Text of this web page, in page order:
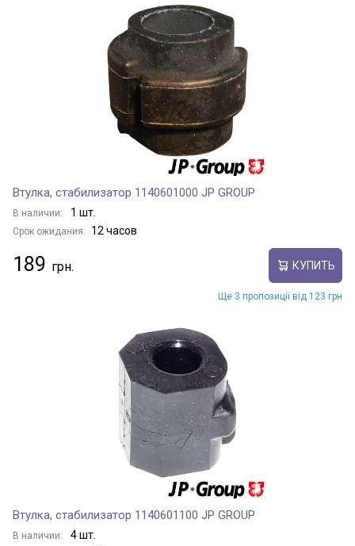
Втулка, стабилизатор 1140601000 JP GROUP
В наличии: 1 шт.
Срок ожидания: 12 часов
189 КУПИТЬ
Ще 3 пропозиції від 123 грн
Втулка, стабилизатор 1140601100 JP GROUP
В наличии: 4 шт.